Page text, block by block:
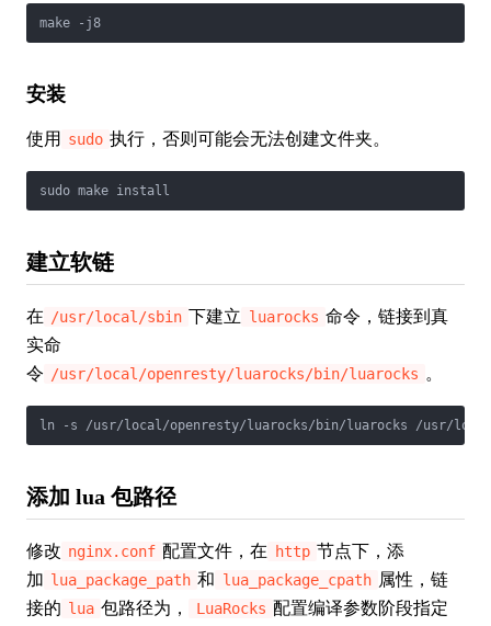
make -j8
安装
使用 sudo 执行，否则可能会无法创建文件夹。
sudo make install
建立软链
在 /usr/local/sbin 下建立 luarocks 命令，链接到真
实命
令 /usr/local/openresty/luarocks/bin/luarocks 。
ln -s /usr/local/openresty/luarocks/bin/luarocks /usr/
添加 lua 包路径
修改 nginx.conf 配置文件，在 http 节点下，添
加 lua_package_path 和 lua_package_cpath 属性，链
接的 lua 包路径为， LuaRocks 配置编译参数阶段指定